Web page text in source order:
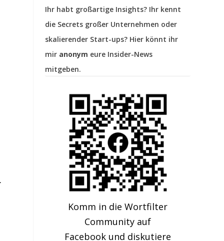
Ihr habt großartige Insights? Ihr kennt
die Secrets großer Unternehmen oder
skalierender Start-ups? Hier könnt ihr
mir anonym eure Insider-News
mitgeben.
Komm in die Wortfilter
Community auf
Facebook und diskutiere